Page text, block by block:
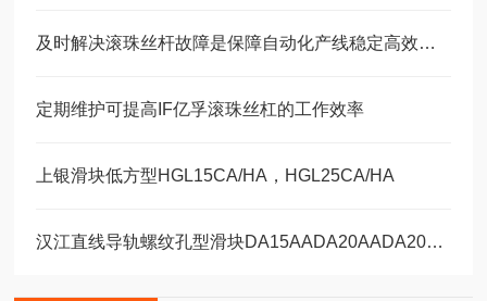
及时解决滚珠丝杆故障是保障自动化产线稳定高效的关键
定期维护可提高IF亿孚滚珠丝杠的工作效率
上银滑块低方型HGL15CA/HA，HGL25CA/HA
汉江直线导轨螺纹孔型滑块DA15AADA20AADA20AAL